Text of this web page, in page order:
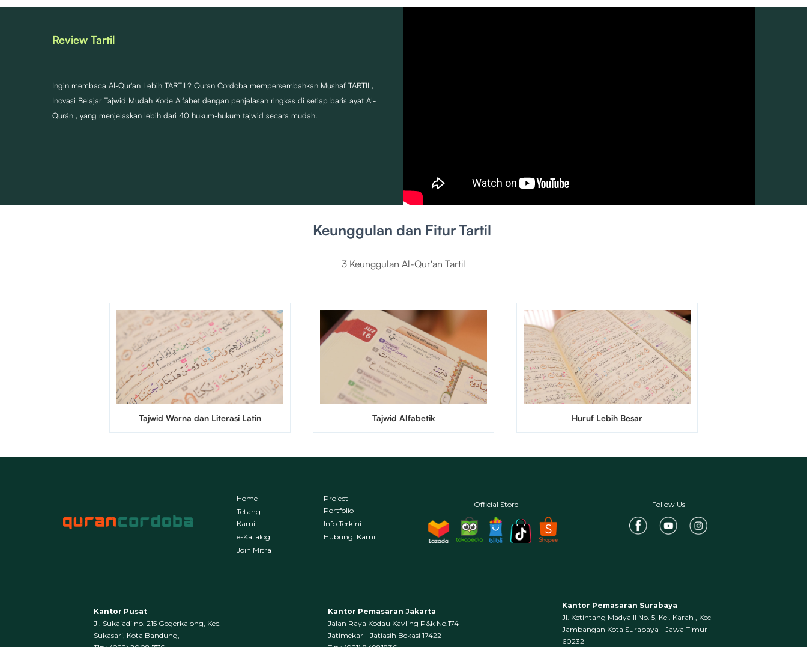
Review Tartil
Ingin membaca Al-Qur'an Lebih TARTIL? Quran Cordoba mempersembahkan Mushaf TARTIL,
Inovasi Belajar Tajwid Mudah Kode Alfabet dengan penjelasan ringkas di setiap baris ayat Al-
Qurán , yang menjelaskan lebih dari 40 hukum-hukum tajwid secara mudah.
Keunggulan dan FiturTartil
3 Keunggulan Al-Qur'an Tartil
Tajwid Warna dan Literasi Latin Tajwid Alfabetik Huruf Lebih Besar
Home
Tetang
Kami
e-Katalog
Join Mitra
Project
Portfolio
Info Terkini
Hubungi Kami
Official Store Follow Us
Kantor Pusat
Jl. Sukajadi no. 215 Gegerkalong, Kec.
Sukasari, Kota Bandung,
Kantor Pemasaran Jakarta
Jalan Raya Kodau Kavling P&k No.174
Jatimekar - Jatiasih Bekasi 17422
Kantor Pemasaran Surabaya
Jl. Ketintang Madya II No. 5, Kel. Karah , Kec
Jambangan Kota Surabaya - Jawa Timur
60232